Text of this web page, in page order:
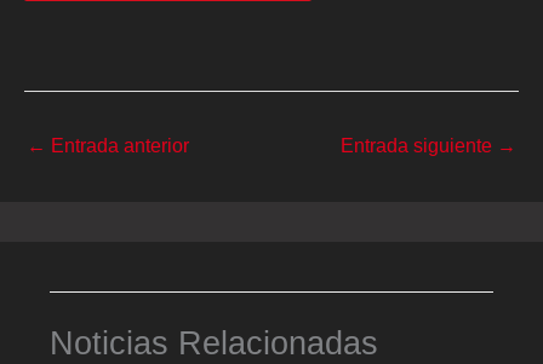
← Entrada anterior Entrada siguiente →
Noticias Relacionadas